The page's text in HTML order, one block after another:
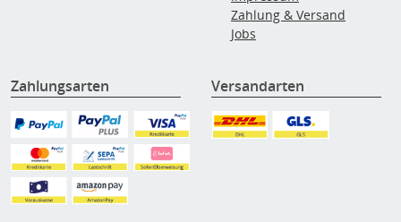
Zahlung & Versand
Jobs
Zahlungsarten Versandarten